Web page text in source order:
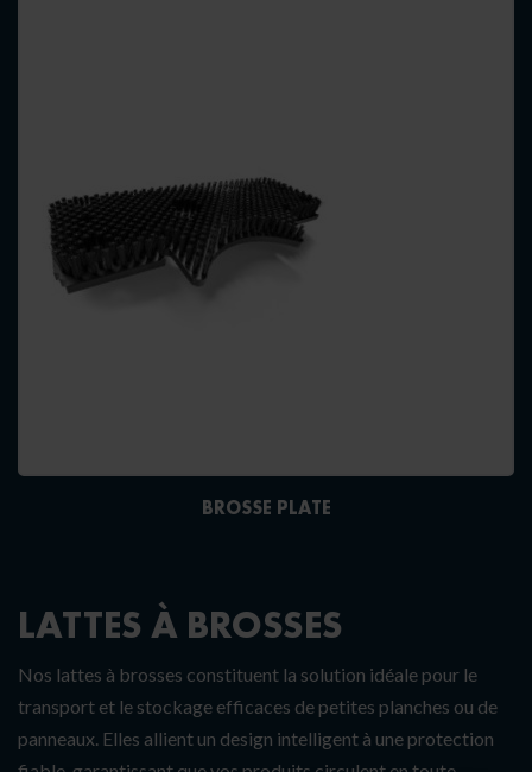
BROSSE PLATE
LATTES À BROSSES
Nos lattes à brosses constituent la solution idéale pour le
transport et le stockage efficaces de petites planches ou de
panneaux. Elles allient un design intelligent à une protection